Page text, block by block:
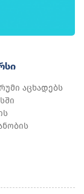
აცხადებს